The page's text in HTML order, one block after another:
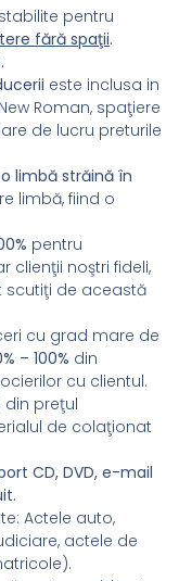
pentru
fără spaţii.
este inclusa in
Roman, spaţiere
de lucru preturile
limbă străină în
limbă, fiind o
pentru
clienţii noştri fideli,
scutiţi de această
cu grad mare de
– 100% din
cu clientul.
din preţul
de colaţionat
CD, DVD, e-mail
Actele auto,
actele de